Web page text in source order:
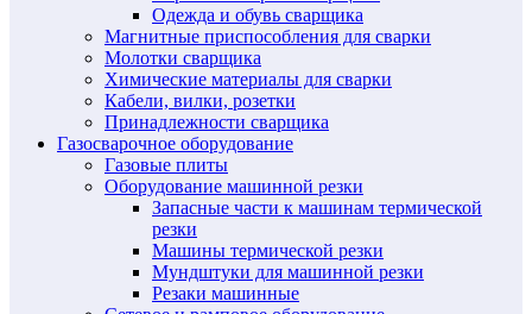
Одежда и обувь сварщика
Магнитные приспособления для сварки
Молотки сварщика
Химические материалы для сварки
Кабели, вилки, розетки
Принадлежности сварщика
Газосварочное оборудование
Газовые плиты
Оборудование машинной резки
Запасные части к машинам термической
резки
Машины термической резки
Мундштуки для машинной резки
Резаки машинные